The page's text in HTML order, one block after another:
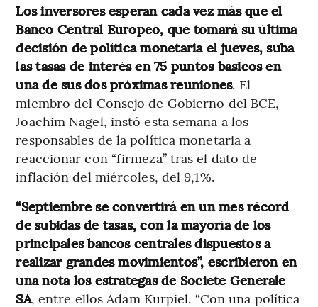
Los inversores esperan cada vez más que el
Banco Central Europeo, que tomará su última
decisión de política monetaria el jueves, suba
las tasas de interés en 75 puntos básicos en
una de sus dos próximas reuniones. El
miembro del Consejo de Gobierno del BCE,
Joachim Nagel, instó esta semana a los
responsables de la política monetaria a
reaccionar con “firmeza” tras el dato de
inflación del miércoles, del 9,1%.
“Septiembre se convertirá en un mes récord
de subidas de tasas, con la mayoría de los
principales bancos centrales dispuestos a
realizar grandes movimientos”, escribieron en
una nota los estrategas de Societe Generale
SA, entre ellos Adam Kurpiel. “Con una política